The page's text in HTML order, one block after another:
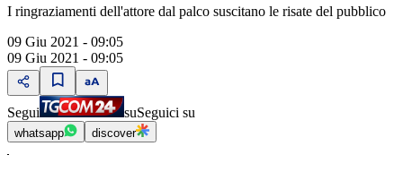
I ringraziamenti dell'attore dal palco suscitano le risate del pubblico
09 Giu 2021 - 09:05
09 Giu 2021 - 09:05
Segui suSeguici su
whatsapp discover